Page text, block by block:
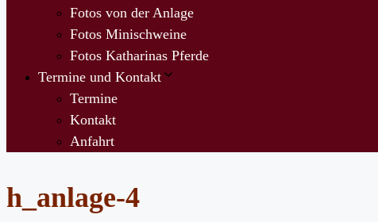
Fotos von der Anlage
Fotos Minischweine
Fotos Katharinas Pferde
Termine und Kontakt
Termine
Kontakt
Anfahrt
h_anlage-4